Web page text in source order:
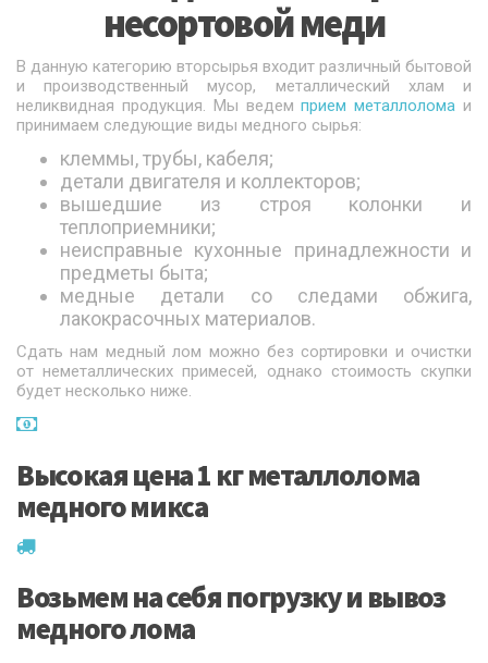
несортовой меди
В данную категорию вторсырья входит различный бытовой
и производственный мусор, металлический хлам и
неликвидная продукция. Мы ведемприем металлолома и
принимаем следующие виды медного сырья:
клеммы, трубы, кабеля;
детали двигателя и коллекторов;
вышедшие из строя колонки и
теплоприемники;
неисправные кухонные принадлежности и
предметы быта;
медные детали со следами обжига,
лакокрасочных материалов.
Сдать нам медный лом можно без сортировки и очистки
от неметаллических примесей, однако стоимость скупки
будет несколько ниже.
Высокая цена 1 кг металлолома
медного микса
Возьмем на себя погрузку и вывоз
медного лома